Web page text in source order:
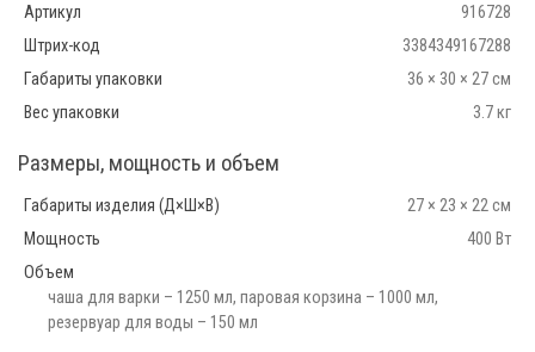
Артикул
916728
Штрих-код
3384349167288
Габариты упаковки
36 × 30 × 27 см
Вес упаковки
3.7 кг
Размеры, мощность и объем
Габариты изделия (Д×Ш×В)
27 × 23 × 22 см
Мощность
400 Вт
Объем
чаша для варки – 1250 мл, паровая корзина – 1000 мл,
резервуар для воды – 150 мл